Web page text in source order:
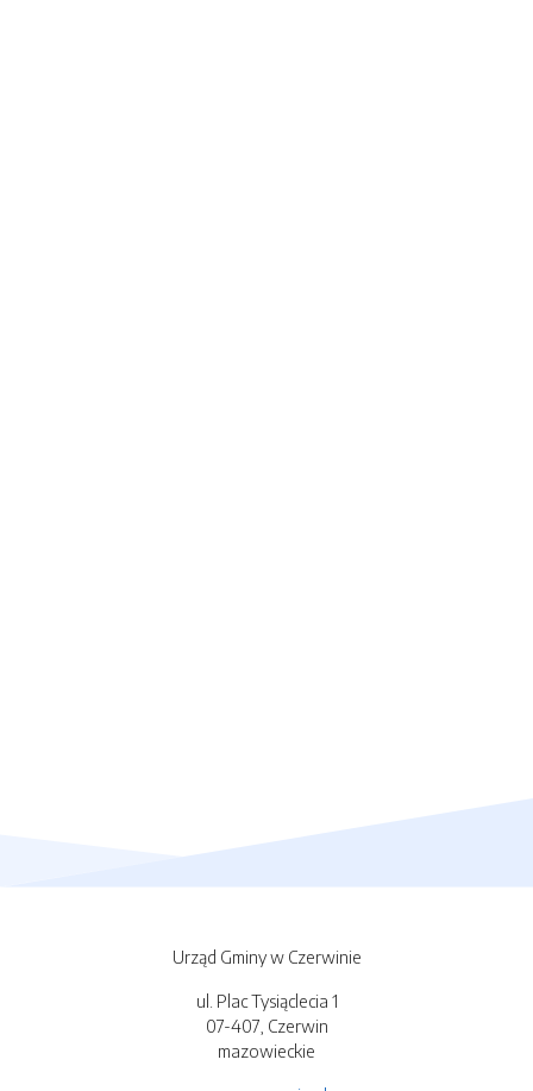
Urząd Gminy w Czerwinie
ul. Plac Tysiąclecia 1
07-407, Czerwin
mazowieckie